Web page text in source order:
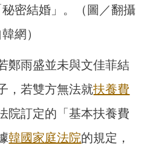
密結婚」。（圖／翻攝
網）
鄭雨盛並未與文佳菲結
，若雙方無法就扶養費
院訂定的「基本扶養費
韓國家庭法院的規定，